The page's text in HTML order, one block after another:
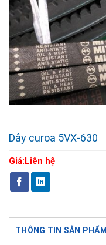
Dây curoa 5VX-630
Giá: Liên hệ
THÔNG TIN SẢN PHẨM